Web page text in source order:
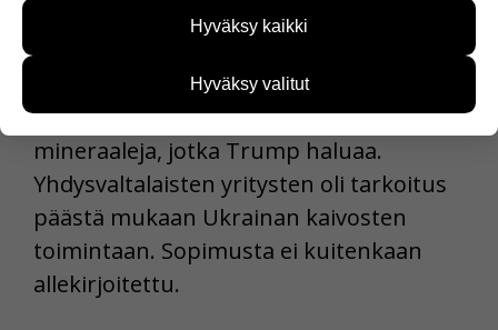
tapaamisessa sopimus Ukrainan
mineraaleista. Ukrainassa on paljon
mineraaleja, jotka Trump haluaa.
Yhdysvaltalaisten yritysten oli tarkoitus
päästä mukaan Ukrainan kaivosten
toimintaan. Sopimusta ei kuitenkaan
allekirjoitettu.
kehittää sivustoamme vastaamaan paremmin
kävijämääristä ja siitä, mitä sivuja käytetään ja
miten sivuilla liikutaan. Emme kuitenkaan kerää
yksittäiseen käyttäjään.
Voit valita, hyväksytkö näiden evästeiden käytön.
Hyväksy kaikki
Hyväksy valitut